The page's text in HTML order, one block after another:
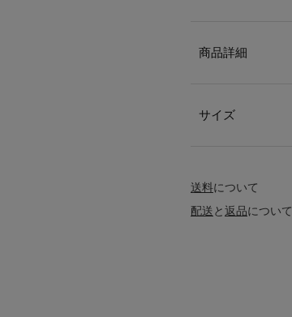
商品詳細
サイズ
送料について
配送と返品について